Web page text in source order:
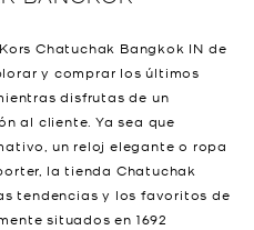
Chatuchak Bangkok IN de
y comprar los últimos
disfrutas de un
al cliente. Ya sea que
un reloj elegante o ropa
la tienda Chatuchak
tendencias y los favoritos de
situados en 1692